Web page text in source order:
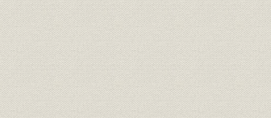
農業;団体 全国農業会の購販事業取扱額
昭和20年
年度(1947